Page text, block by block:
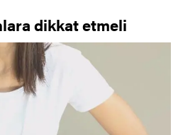
dikkat etmeli